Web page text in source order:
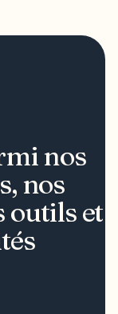
nos
nos
outils et